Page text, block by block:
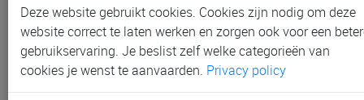
Gratis (en direct) af te halen in onzewinkelte Aalst,
Gent en Waregem
Niet meer verkrijgbaar in onzewinkelte Sint-Niklaas
Gratis verzending vanaf € 80 *
Deze website gebruikt cookies. Cookies zijn nodig om deze
website correct te laten werken en zorgen ook voor een
gebruikservaring. Je beslist zelf welke categorieën van
cookies je wenst te aanvaarden. Privacy policy